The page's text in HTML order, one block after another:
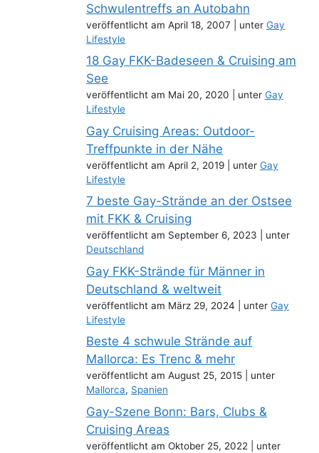
Schwulentreffs an Autobahn
veröffentlicht am April 18, 2007 unter Gay
Lifestyle
18 Gay FKK-Badeseen & Cruising am
See
veröffentlicht am Mai 20, 2020 unter Gay
Lifestyle
Gay Cruising Areas: Outdoor-
Treffpunkte in der Nähe
veröffentlicht am April 2, 2019 unter Gay
Lifestyle
7 beste Gay-Strände an der Ostsee
mit FKK & Cruising
veröffentlicht am September 6, 2023
unter
Deutschland
Gay FKK-Strände für Männer in
Deutschland & weltweit
veröffentlicht am März 29, 2024 unter Gay
Lifestyle
Beste 4 schwule Strände auf
Mallorca: Es Trenc & mehr
veröffentlicht am August 25, 2015
unter
Mallorca, Spanien
Gay-Szene Bonn: Bars, Clubs &
Cruising Areas
veröffentlicht am Oktober 25, 2022
unter